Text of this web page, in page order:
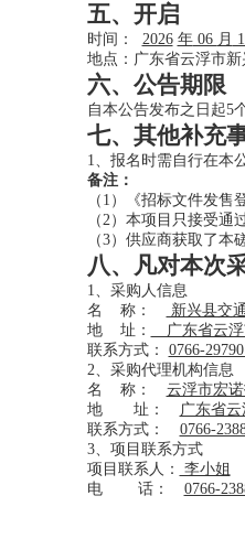
五、开启
时间： 2026 年06 月
地点：广东省云浮市
六、公告期限
自本公告发布之日起5
七、其他补充
1、报名时需自行在本
备注：
（1）《招标文件发售
（2）本项目只接受通
（3）供应商获取了
八、凡对本次
1、采购人信息
名 称：
新兴县交
地 址：
广东省云浮
联系方式： 0766-
2、采购代理机构信息
名 称： 云浮市宏
地 址： 广东省
联系方式： 0766-
3、项目联系方式
项目联系人：
李小姐
电 话： 0766-